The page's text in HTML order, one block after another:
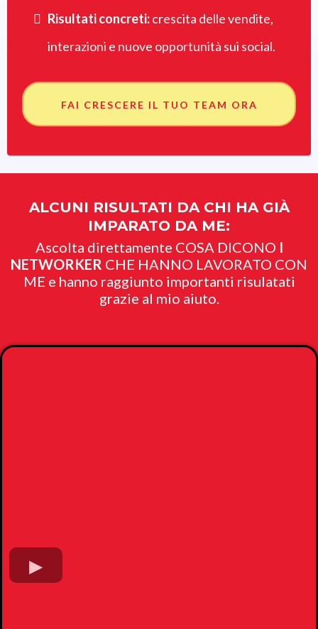
Risultati concreti:crescita delle vendite,
interazioni e nuove opportunità sui social.
FAI CRESCERE IL TUO TEAM ORA
ALCUNI RISULTATI DA CHI HA GIÀ
IMPARATO DA ME:
Ascolta direttamente COSA DICONO I
NETWORKER CHE HANNO LAVORATO CON
ME e hanno raggiunto importanti risulatati
grazie al mio aiuto.